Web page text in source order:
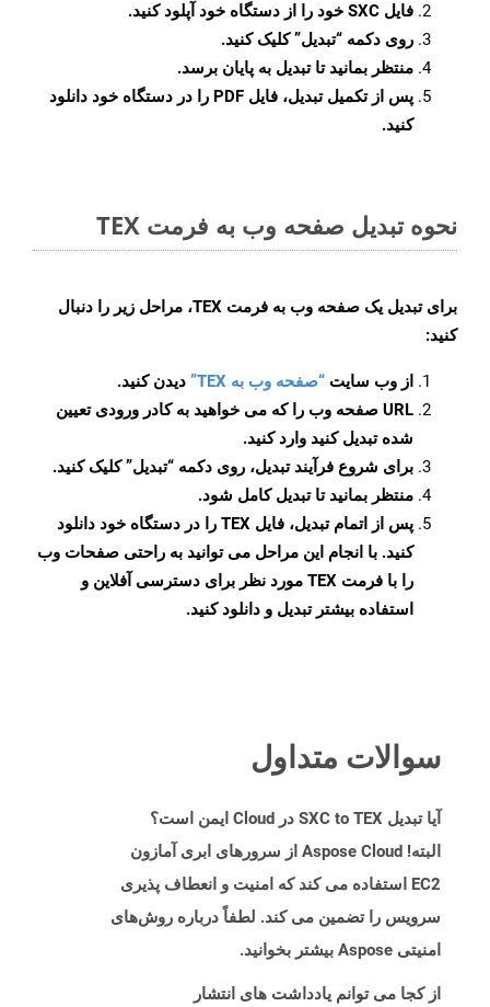
فایل SXC خود را از دستگاه خود آپلود کنید.
روی دکمه “تبدیل”کلیک کنید.
منتظر بمانید تا تبدیل به پایان برسد.
پس از تکمیل تبدیل، فایل PDF را در دستگاه خود دانلود
کنید.
نحوه تبدیل صفحه وب به فرمت TEX
برای تبدیل یک صفحه وب به فرمت TEX، مراحل زیر را دنبال
کنید:
از وب سایت “صفحه وب به TEX”
دیدن کنید.
URL صفحه وب را که می خواهید به کادر ورودی تعیین
شده تبدیل کنید وارد کنید.
برای شروع فرآیند تبدیل، روی دکمه “تبدیل” کلیک کنید.
منتظر بمانید تا تبدیل کامل شود.
پس از اتمام تبدیل، فایل TEX را در دستگاه خود دانلود
کنید. با انجام این مراحل می توانید به راحتی صفحات وب
را با فرمت TEX مورد نظر برای دسترسی آفلاین و
استفاده بیشتر تبدیل و دانلود کنید.
سوالات متداول
آیا تبدیل SXC to TEX در Cloud ایمن است؟
البته! Aspose Cloud از سرورهای ابری آمازون
EC2 استفاده می کند که امنیت و انعطاف پذیری
سرویس را تضمین می کند. لطفاً درباره روش‌های
امنیتی Aspose بیشتر بخوانید.
از کجا می توانم یادداشت های انتشار